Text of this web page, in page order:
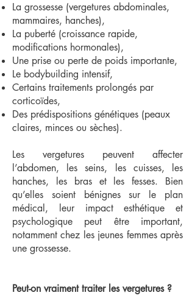
La grossesse (vergetures abdominales,
mammaires, hanches),
La puberté (croissance rapide,
modifications hormonales),
Une prise ou perte de poids importante,
Le bodybuilding intensif,
Certains traitements prolongés par
corticoïdes,
Des prédispositions génétiques (peaux
claires, minces ou sèches).
Les vergetures peuvent affecter
l’abdomen, les seins, les cuisses, les
hanches, les bras et les fesses. Bien
qu’elles soient bénignes sur le plan
médical, leur impact esthétique et
psychologique peut être important,
notamment chez les jeunes femmes après
une grossesse.
Peut-on vraiment traiter les vergetures ?